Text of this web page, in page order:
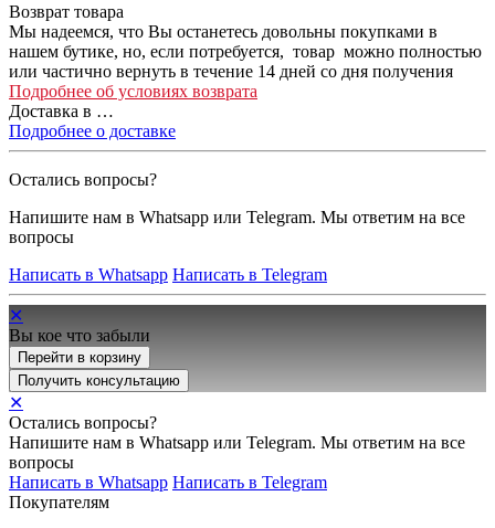
Возврат товара
Мы надеемся, что Вы останетесь довольны покупками в
нашем бутике, но, если потребуется, товар можно полностью
или частично вернуть в течение 14 дней со дня получения
Подробнее об условиях возврата
Доставка в …
Подробнее о доставке
Остались вопросы?
Напишите нам в Whatsapp или Telegram. Мы ответим на все
вопросы
Написать в Whatsapp Написать в Telegram
✕
Вы кое что забыли
Перейти в корзину
Получить консультацию
✕
Остались вопросы?
Напишите нам в Whatsapp или Telegram. Мы ответим на все
вопросы
Написать в Whatsapp Написать в Telegram
Покупателям